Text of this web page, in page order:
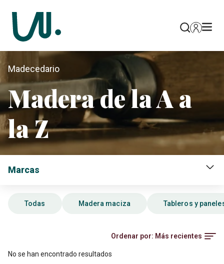
Madecedario
Madera de la A a
la Z
Marcas
Todas Madera maciza Tableros y
Ordenar por: Más recientes
No se han encontrado resultados